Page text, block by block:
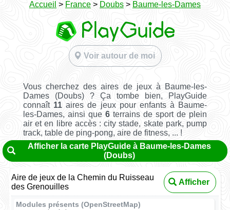
Accueil > France > Doubs > Baume-les-Dames
Voir autour de moi
Vous cherchez des aires de jeux à Baume-les-
Dames (Doubs) ? Ça tombe bien, PlayGuide
connaît 11aires de jeux pour enfants à Baume-
les-Dames, ainsi que 6terrains de sport de plein
air et en libre accès : city stade, skate park, pump
track, table de ping-pong, aire de fitness, ... !
Afficher la carte PlayGuide à Baume-les-Dames
(Doubs)
Aire de jeux de la Chemin du Ruisseau
des Grenouilles
Afficher
Modules présents (OpenStreetMap)